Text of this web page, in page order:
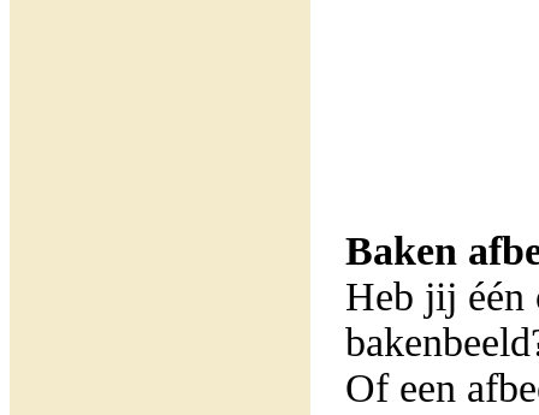
Baken
Heb jij één
Of een